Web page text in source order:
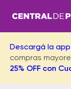
Descargá la app
compras
25% OFF con